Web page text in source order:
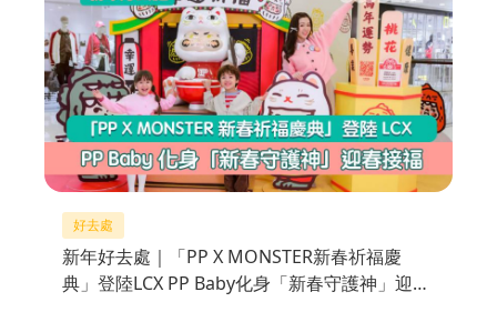
好去處
新年好去處｜「PP X MONSTER新春祈福慶
典」登陸LCX PP Baby化身「新春守護神」迎春